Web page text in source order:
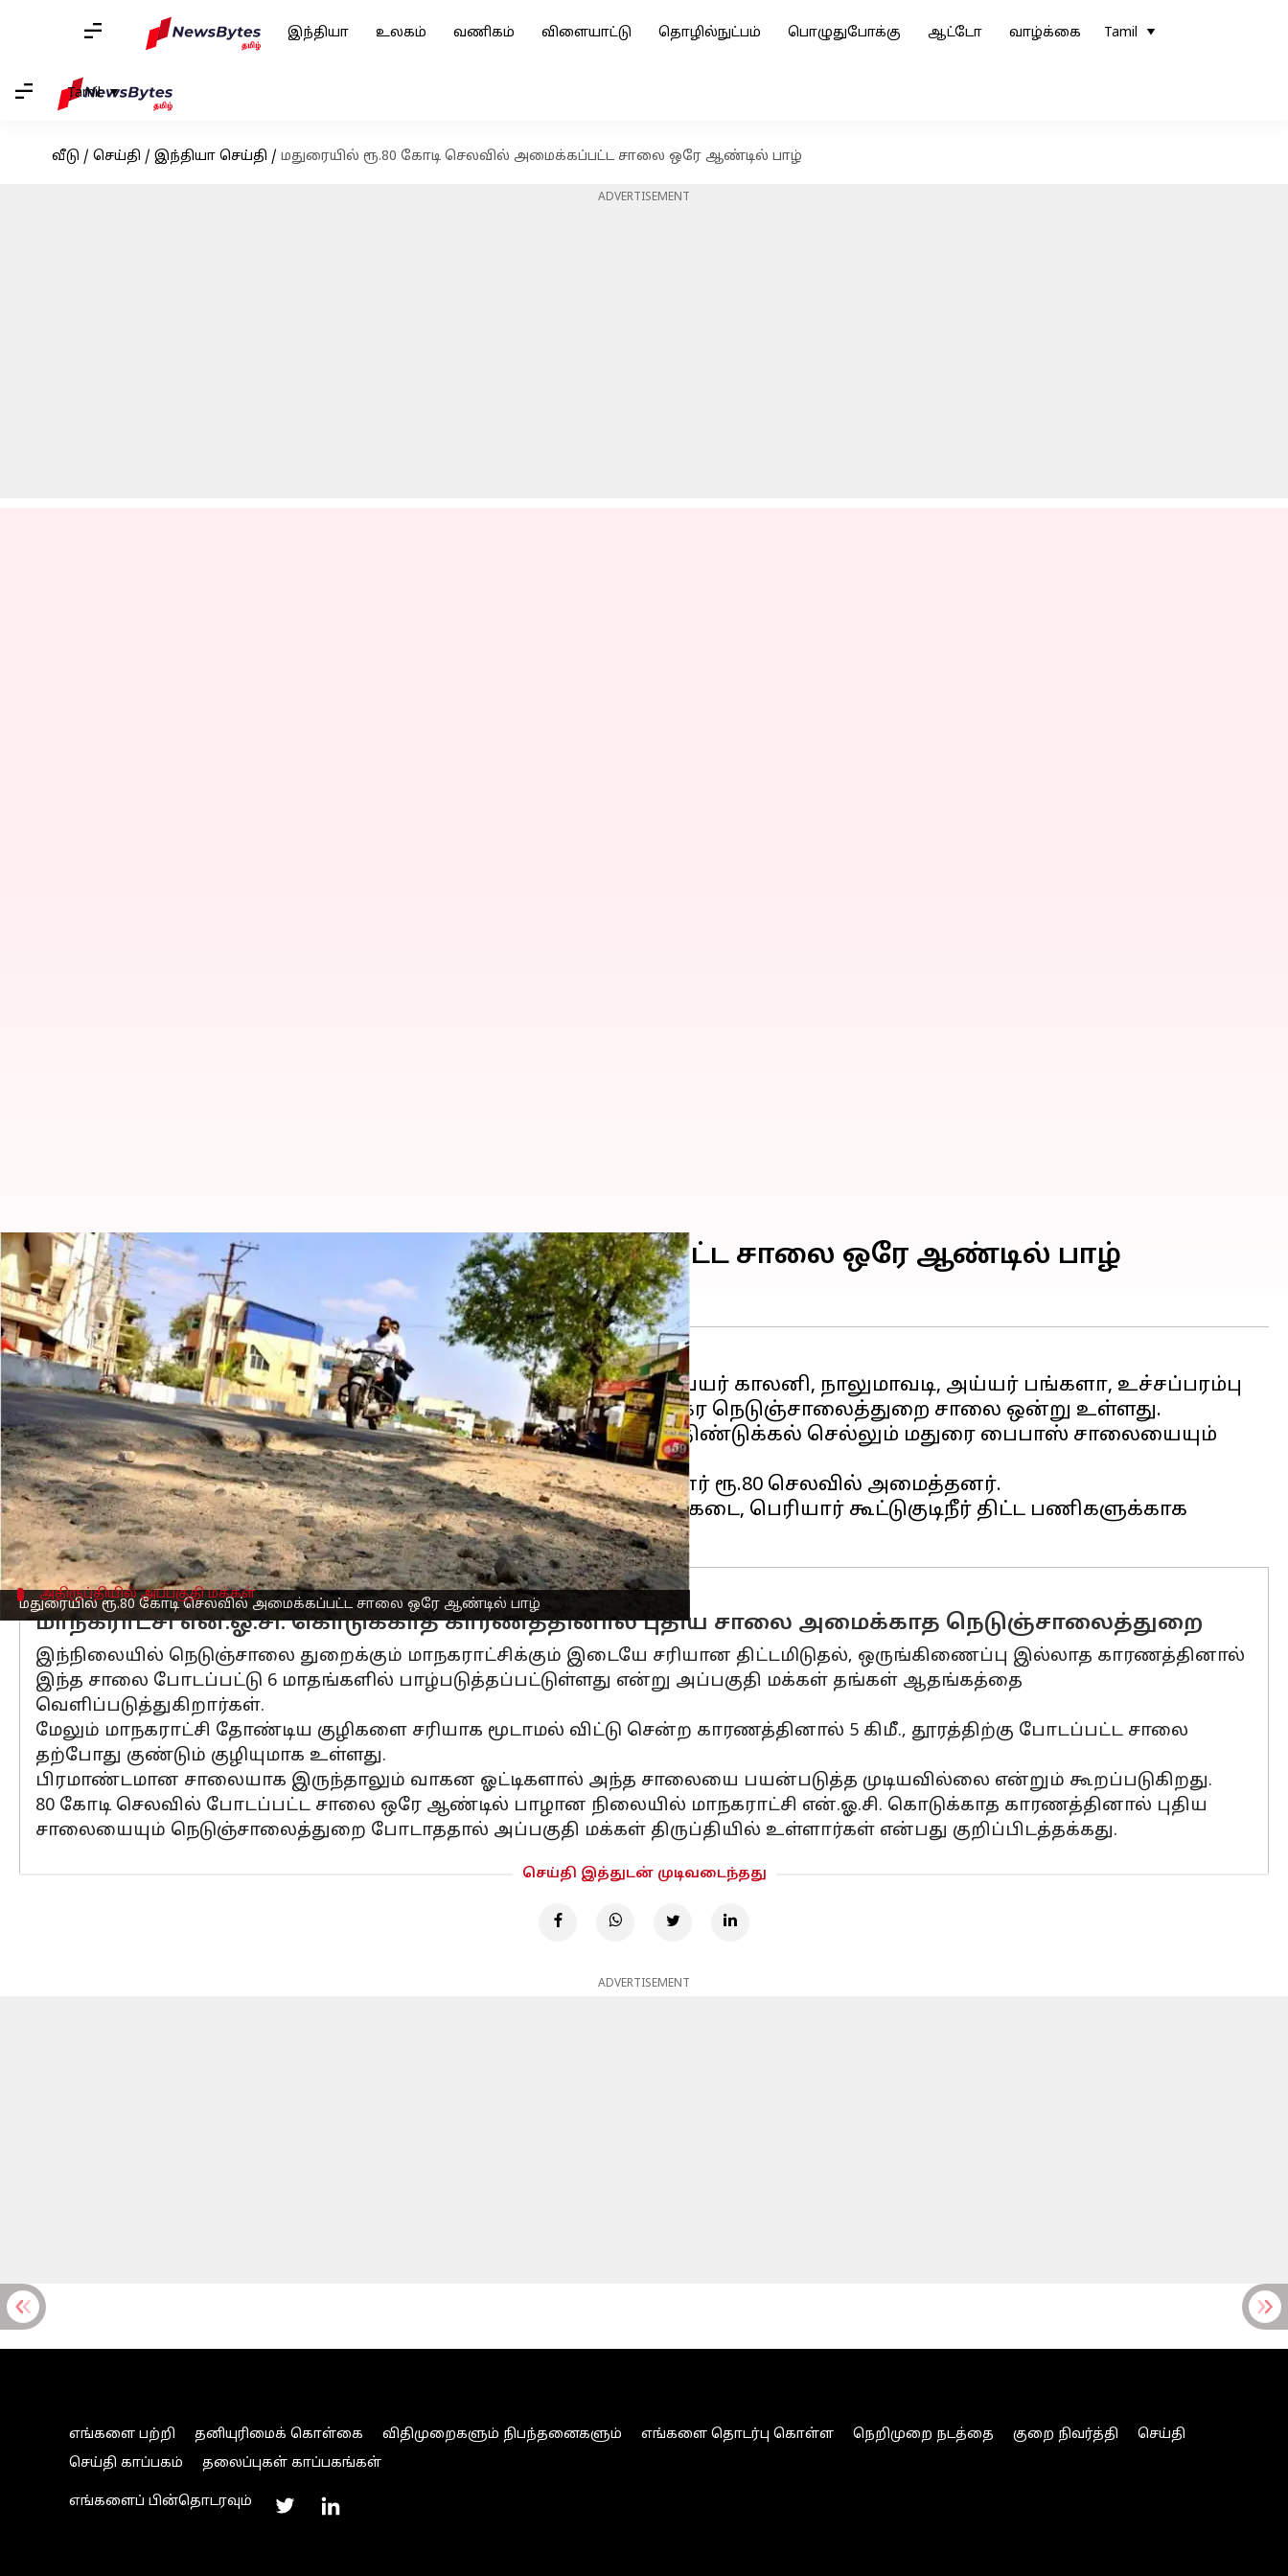
இந்தியா உலகம் வணிகம் விளையாட்டு தொழில்நுட்பம் பொழுதுபோக்கு ஆட்டோ வாழ்க்கை Tamil
Tamil
வீடு / செய்தி / இந்தியா செய்தி / மதுரையில் ரூ.80 கோடி செலவில் அமைக்கப்பட்ட சாலை ஒரே ஆண்டில் பாழ்
ADVERTISEMENT
மதுரையில் ரூ.80 கோடி செலவில் அமைக்கப்பட்ட சாலை ஒரே ஆண்டில் பாழ்
மதுரையில் ரூ.80 கோடி செலவில் அமைக்கப்பட்ட சாலை ஒரே ஆண்டில் பாழ்
எழுதியவர் Nivetha P Feb 28, 2023
செய்தி முன்னோட்டம்
மதுரையில்மாட்டுத்தாவணி ஆம்னி பேருந்து நிலையம் முதல் சர்வேயர் காலனி, நாலுமாவடி, அய்யர் பங்களா, உச்சப்பரம்பு
மேடு, முதல் ஆணையூர் வரை 5 கிமீ., தொலைவிற்கு செல்லும் மாநகர நெடுஞ்சாலைத்துறை சாலை ஒன்று உள்ளது.
இது மாட்டுத்தாவணி ஒருங்கிணைந்த பேருந்து நிலையத்தையும், திண்டுக்கல் செல்லும் மதுரை பைபாஸ் சாலையையும்
இணைக்கும் முக்கிய சாலையாகும்.
நெடுஞ்சாலை துறையோ இச்சாலையினை 3 ஆண்டுகளுக்கு முன்னர் ரூ.80 செலவில் அமைத்தனர்.
இந்த சாலை போடப்பட்டு ஓர் ஆண்டிற்குள் மாநகராட்சி பாதாள சாக்கடை, பெரியார் கூட்டுகுடிநீர் திட்ட பணிகளுக்காக
அதிருப்தியில் அப்பகுதி மக்கள்
மாநகராட்சி என்.ஓ.சி. கொடுக்காத காரணத்தினால் புதிய சாலை அமைக்காத நெடுஞ்சாலைத்துறை
இந்நிலையில் நெடுஞ்சாலை துறைக்கும் மாநகராட்சிக்கும் இடையே சரியான திட்டமிடுதல், ஒருங்கிணைப்பு இல்லாத காரணத்தினால்
இந்த சாலை போடப்பட்டு 6 மாதங்களில் பாழ்படுத்தப்பட்டுள்ளது என்று அப்பகுதி மக்கள் தங்கள் ஆதங்கத்தை
வெளிப்படுத்துகிறார்கள்.
மேலும் மாநகராட்சி தோண்டிய குழிகளை சரியாக மூடாமல் விட்டு சென்ற காரணத்தினால் 5 கிமீ., தூரத்திற்கு போடப்பட்ட சாலை
தற்போது குண்டும் குழியுமாக உள்ளது.
பிரமாண்டமான சாலையாக இருந்தாலும் வாகன ஓட்டிகளால் அந்த சாலையை பயன்படுத்த முடியவில்லை என்றும் கூறப்படுகிறது.
80 கோடி செலவில் போடப்பட்ட சாலை ஒரே ஆண்டில் பாழான நிலையில் மாநகராட்சி என்.ஓ.சி. கொடுக்காத காரணத்தினால் புதிய
சாலையையும் நெடுஞ்சாலைத்துறை போடாததால் அப்பகுதி மக்கள் திருப்தியில் உள்ளார்கள் என்பது குறிப்பிடத்தக்கது.
செய்தி இத்துடன் முடிவடைந்தது
ADVERTISEMENT
எங்களை பற்றி தனியுரிமைக் கொள்கை விதிமுறைகளும் நிபந்தனைகளும் எங்களை தொடர்பு கொள்ள நெறிமுறை நடத்தை குறை நிவர்த்தி
செய்தி
செய்தி காப்பகம்
தலைப்புகள் காப்பகங்கள்
எங்களைப் பின்தொடரவும்